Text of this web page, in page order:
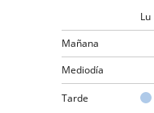
Lu
Mañana
Mediodía
Tarde